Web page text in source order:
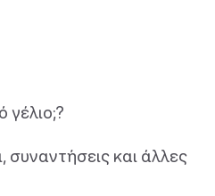
γέλιο;?
και άλλες